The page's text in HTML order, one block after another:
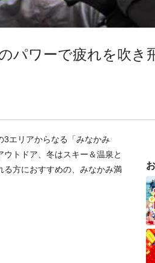
パワーで疲れを吹き
エリアからなる「みなかみ
トドア、冬はスキー＆温泉と
方におすすめの、みなかみ満